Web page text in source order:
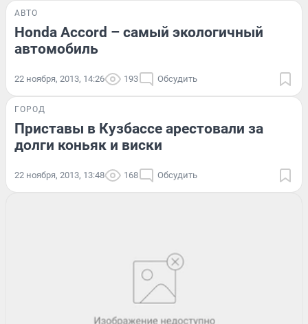
АВТО
Honda Accord – самый экологичный
автомобиль
22 ноября, 2013, 14:26 193 Обсудить
ГОРОД
Приставы в Кузбассе арестовали за
долги коньяк и виски
22 ноября, 2013, 13:48 168 Обсудить